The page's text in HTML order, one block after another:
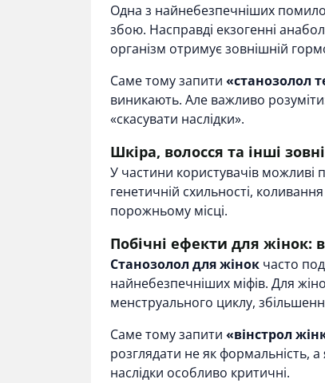
Одна з найнебезпечніших
збою. Насправді екзогенні
організм отримує зовнішній
Саме тому запити «станозолол
виникають. Але важливо
«скасувати наслідки».
Шкіра, волосся та інші
У частини користувачів можливі
генетичній схильності,
порожньому місці.
Побічні ефекти для жінок:
Станозолол для жінок часто
найнебезпечніших міфів. Для
менструального циклу,
Саме тому запити «вінстрол
розглядати не як формальність,
наслідки особливо критичні.